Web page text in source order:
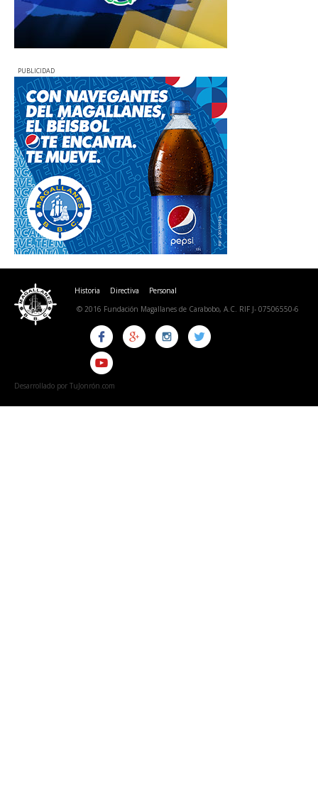
PUBLICIDAD
Historia Directiva
Personal
© 2016 Fundación Magallanes de Carabobo, A.C. RIF J- 07506550-6
Desarrollado por TuJonrón.com